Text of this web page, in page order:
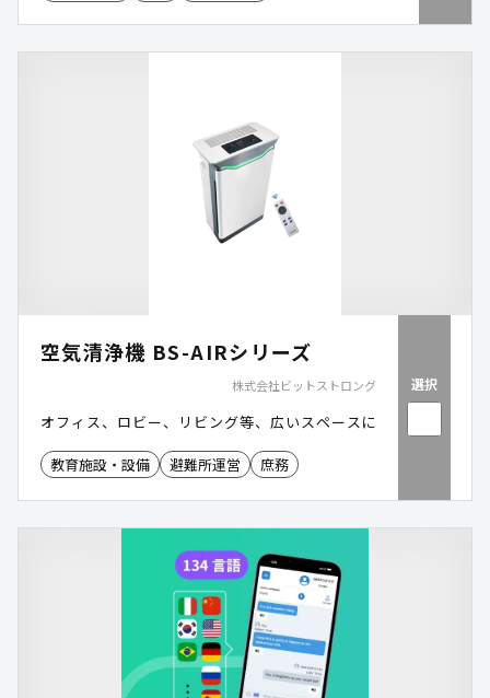
空気清浄機 BS-AIRシリーズ
株式会社ビットストロング
オフィス、ロビー、リビング等、広いスペースに
教育施設・設備 避難所運営 庶務
選択